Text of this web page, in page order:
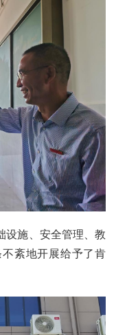
设施、安全管理、教
紊地开展给予了肯